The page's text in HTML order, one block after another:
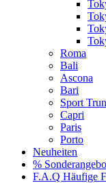
Roma
Bali
Ascona
Bari
Sport
Capri
Paris
Porto
Neuheiten
%
F.A.Q Häufige